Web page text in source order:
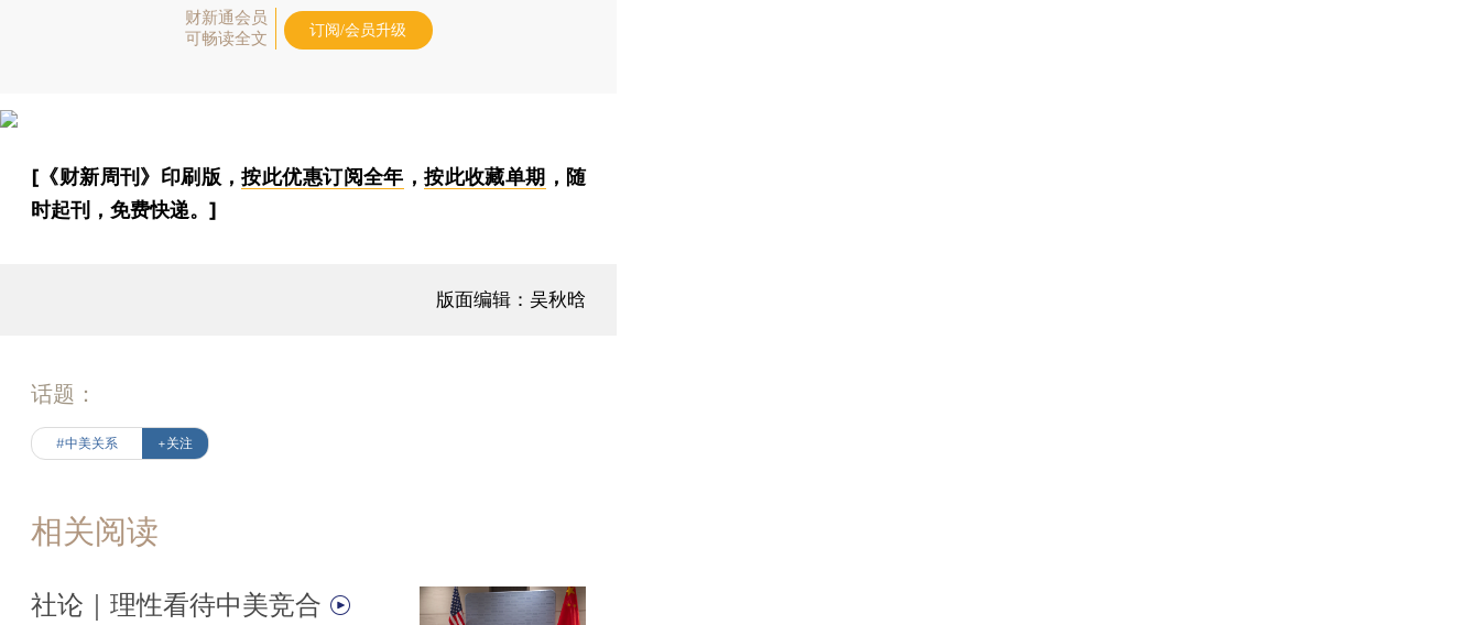
财新通会员
可畅读全文
订阅/会员升级
[《财新周刊》印刷版，按此优惠订阅全年 ，按此收藏单期 ，随
时起刊，免费快递。]
版面编辑：吴秋晗
话题：
#中美关系 +关注
相关阅读
社论｜理性看待中美竞合